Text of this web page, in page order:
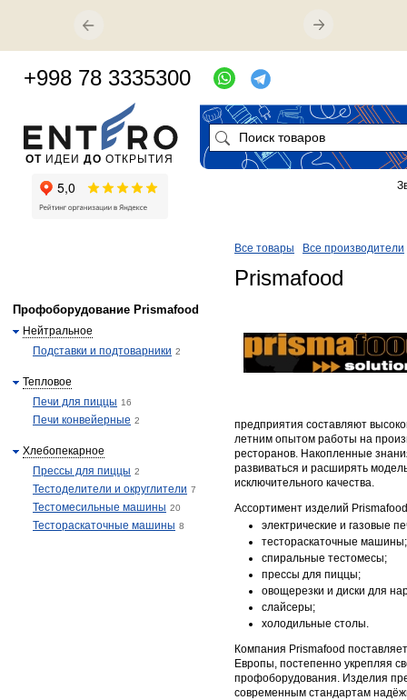
Все товары Все производители
Prismafood
предприятия составляют
летним опытом работы на
ресторанов. Накопленные
развиваться и расширять
исключительного качества.
Ассортимент изделий
электрические и газовые
тестораскаточные машины;
спиральные тестомесы;
прессы для пиццы;
овощерезки и диски для
слайсеры;
холодильные столы.
Компания Prismafood
Европы, постепенно укрепляя
профоборудования. Изделия
современным стандартам
Профоборудование Prismafood
Нейтральное
Подставки и подтоварники 2
Тепловое
Печи для пиццы 16
Печи конвейерные 2
Хлебопекарное
Прессы для пиццы 2
Тестоделители и округлители 7
Тестомесильные машины 20
Тестораскаточные машины 8
ОТ ИДЕИ ДО ОТКРЫТИЯ
+998 78 3335300